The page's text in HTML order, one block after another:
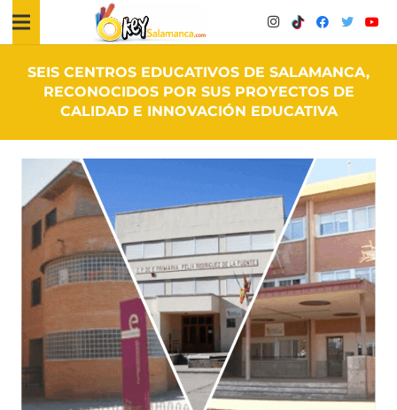
SEIS CENTROS EDUCATIVOS DE SALAMANCA,
RECONOCIDOS POR SUS PROYECTOS DE
CALIDAD E INNOVACIÓN EDUCATIVA